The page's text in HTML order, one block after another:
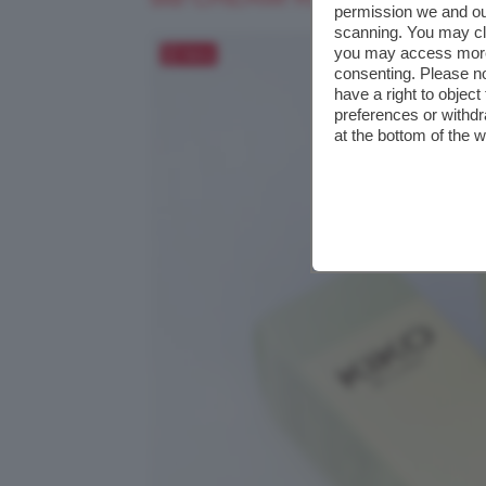
permission we and
scanning. You may
you may access
consenting. Please
have a right to
preferences or
at the bottom of the